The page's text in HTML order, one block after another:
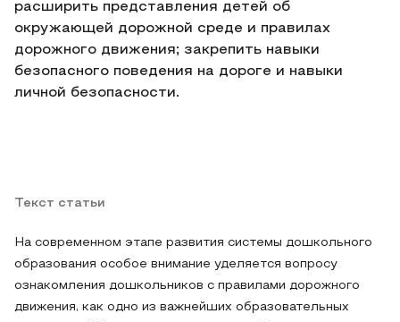
расширить представления детей об
окружающей дорожной среде и правилах
дорожного движения; закрепить навыки
безопасного поведения на дороге и навыки
личной безопасности.
Текст статьи
На современном этапе развития системы дошкольного
образования особое внимание уделяется вопросу
ознакомления дошкольников с правилами дорожного
движения, как одно из важнейших образовательных